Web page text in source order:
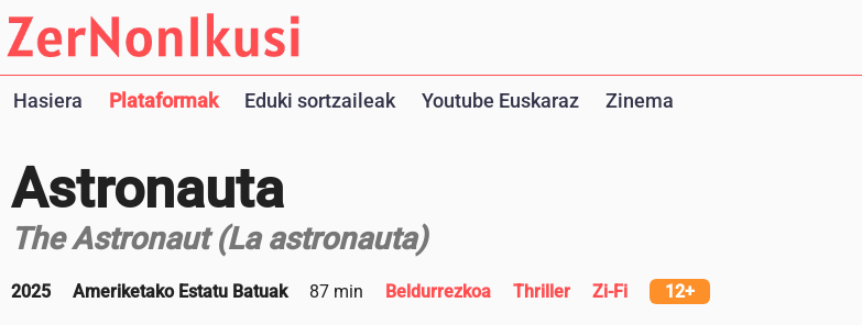
Hasiera Plataformak Eduki sortzaileak Youtube Euskaraz Zinema
Astronauta
The Astronaut (La astronauta)
2025 Ameriketako Estatu Batuak 87 min Beldurrezkoa Thriller Zi-Fi 12+